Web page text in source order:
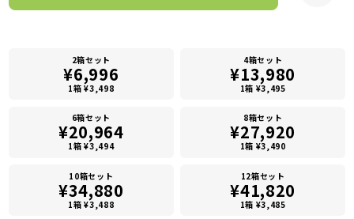
2箱セット
¥6,996
1箱 ¥3,498
4箱セット
¥13,980
1箱 ¥3,495
6箱セット
¥20,964
1箱 ¥3,494
8箱セット
¥27,920
1箱 ¥3,490
10箱セット
¥34,880
1箱 ¥3,488
12箱セット
¥41,820
1箱 ¥3,485